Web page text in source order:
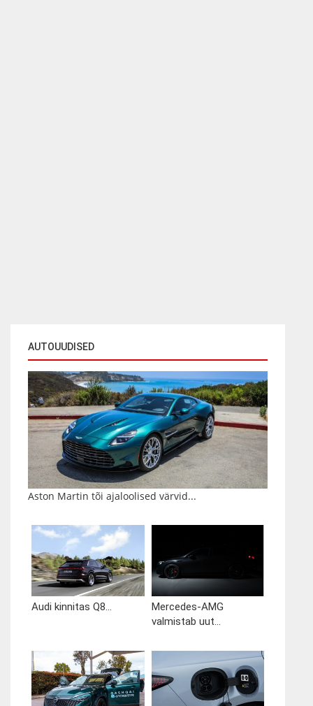
AUTOUUDISED
Aston Martin tõi ajaloolised värvid...
Audi kinnitas Q8...
Mercedes-AMG
valmistab uut...